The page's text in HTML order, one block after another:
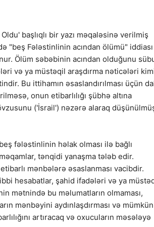
başlıqlı bir yazı məqaləsinə verilmiş
"beş Fələstinlinin acından ölümü" iddiası
Ölüm səbəbinin acından olduğunu
və ya müstəqil araşdırma nəticələri
Bu ittihamın əsaslandırılması üçün
onun etibarlılığı şübhə altına
('İsrail') nəzərə alaraq
fələstinlinin həlak olması ilə bağlı
tənqidi yanaşma tələb edir.
mənbələrə əsaslanması vacibdir.
hesabatlar, şahid ifadələri və ya
mətnində bu məlumatların olmaması,
mənbəyini aydınlaşdırması və mümkün
artıracaq və oxucuların məsələyə